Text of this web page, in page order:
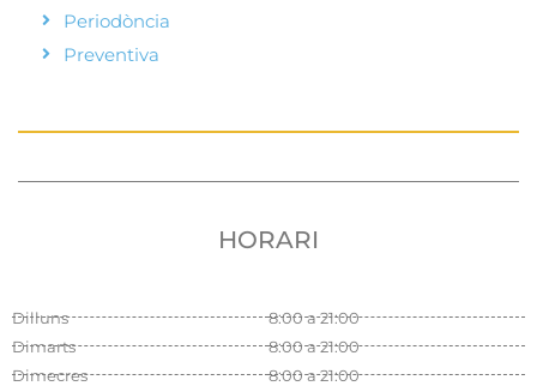
Periodòncia
Preventiva
HORARI
Dilluns
Dimarts
Dimecres
8:00 a 21:00
8:00 a 21:00
8:00 a 21:00